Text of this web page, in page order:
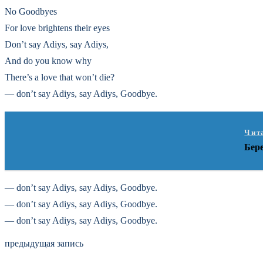
No Goodbyes
For love brightens their eyes
Don’t say Adiуs, say Adiуs,
And do you know why
There’s a love that won’t die?
— don’t say Adiуs, say Adiуs, Goodbye.
— don’t say Adiуs, say Adiуs, Goodbye.
— don’t say Adiуs, say Adiуs, Goodbye.
— don’t say Adiуs, say Adiуs, Goodbye.
предыдущая запись